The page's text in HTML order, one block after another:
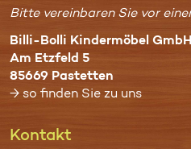
Bitte vereinbaren Sie vor
Billi-Bolli Kindermöbel GmbH
Am Etzfeld 5
85669 Pastetten
→ so finden Sie zu uns
Kontakt